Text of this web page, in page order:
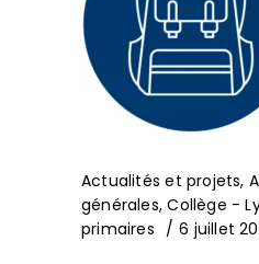
Actualités et projets,
générales,Collège -
primaires
6 juillet